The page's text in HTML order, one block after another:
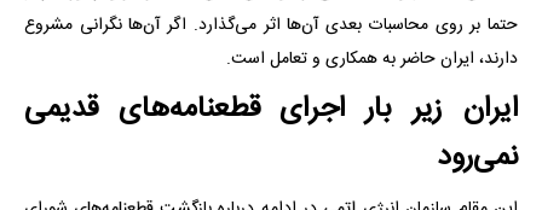
حتما بر روی محاسبات بعدی آن‌ها اثر می‌گذارد. اگر آن‌ها نگرانی مشروع
دارند، ایران حاضر به همکاری و تعامل است.
ایران زیر بار اجرای قطعنامه‌های قدیمی
نمی‌رود